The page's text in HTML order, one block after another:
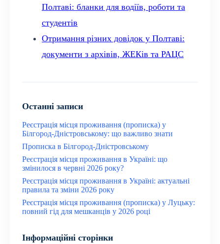
Полтаві: бланки для водіїв, роботи та
студентів
Отримання різних довідок у Полтаві:
документи з архівів, ЖЕКів та РАЦС
Останні записи
Реєстрація місця проживання (прописка) у
Білгород-Дністровському: що важливо знати
Прописка в Білгород-Дністровському
Реєстрація місця проживання в Україні: що
змінилося в червні 2026 року?
Реєстрація місця проживання в Україні: актуальні
правила та зміни 2026 року
Реєстрація місця проживання (прописка) у Луцьку:
повний гід для мешканців у 2026 році
Інформаційні сторінки